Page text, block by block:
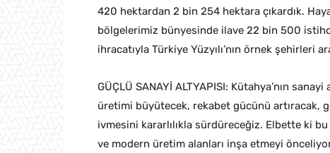
420 hektardan 2 bin 254 hektara çıkardık.
bölgelerimiz bünyesinde ilave 22 bin 500
ihracatıyla Türkiye Yüzyılı’nın örnek şehirleri
GÜÇLÜ SANAYİ ALTYAPISI: Kütahya’nın
üretimi büyütecek, rekabet gücünü artıracak,
ivmesini kararlılıkla sürdüreceğiz. Elbette ki
ve modern üretim alanları inşa etmeyi